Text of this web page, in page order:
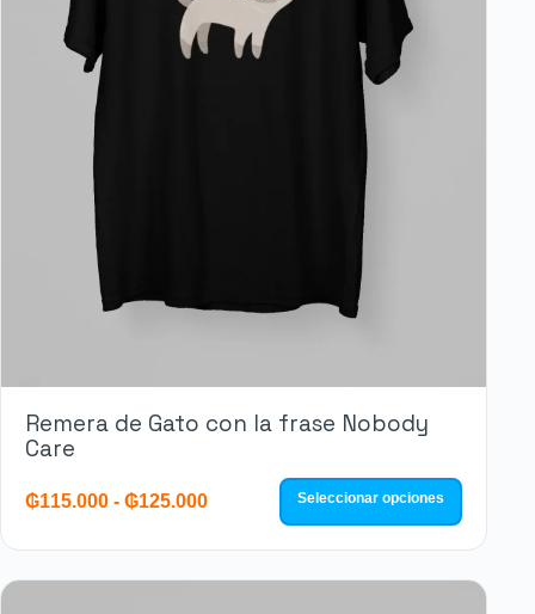
Remera de Gato con la frase Nobody
Care
₲115.000 - ₲125.000 Seleccionar opciones